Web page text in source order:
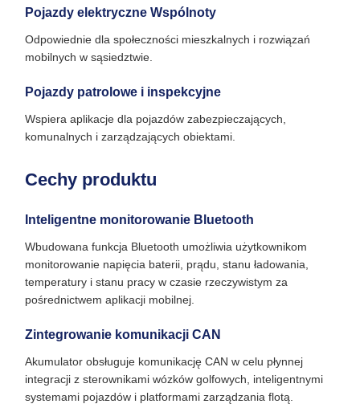
Pojazdy elektryczne Wspólnoty
Odpowiednie dla społeczności mieszkalnych i rozwiązań
mobilnych w sąsiedztwie.
Pojazdy patrolowe i inspekcyjne
Wspiera aplikacje dla pojazdów zabezpieczających,
komunalnych i zarządzających obiektami.
Cechy produktu
Inteligentne monitorowanie Bluetooth
Wbudowana funkcja Bluetooth umożliwia użytkownikom
monitorowanie napięcia baterii, prądu, stanu ładowania,
temperatury i stanu pracy w czasie rzeczywistym za
pośrednictwem aplikacji mobilnej.
Zintegrowanie komunikacji CAN
Akumulator obsługuje komunikację CAN w celu płynnej
integracji z sterownikami wózków golfowych, inteligentnymi
systemami pojazdów i platformami zarządzania flotą.